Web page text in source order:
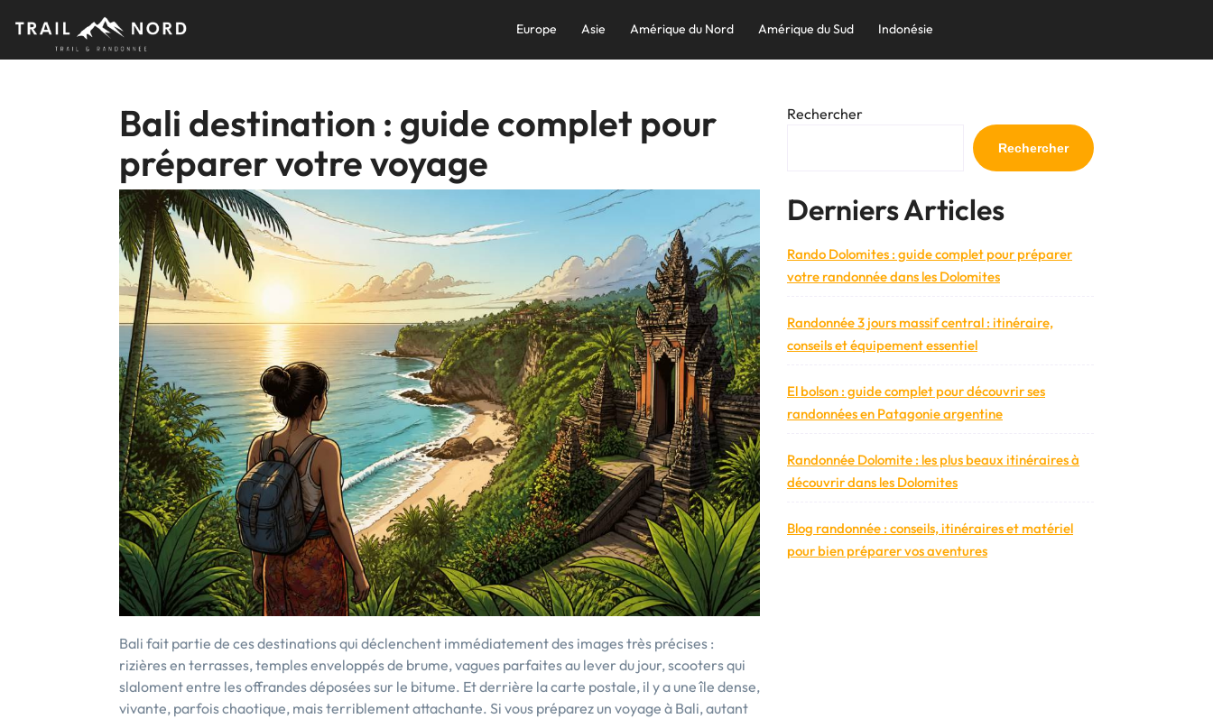
Europe Asie Amérique du Nord Amérique du Sud Indonésie
Bali destination : guide complet pour
préparer votre voyage
Bali fait partie de ces destinations qui déclenchent immédiatement des images très précises :
rizières en terrasses, temples enveloppés de brume, vagues parfaites au lever du jour, scooters qui
slaloment entre les offrandes déposées sur le bitume. Et derrière la carte postale, il y a une île dense,
vivante, parfois chaotique, mais terriblement attachante. Si vous préparez un voyage à Bali, autant
Rechercher
Rechercher
Derniers Articles
Rando Dolomites : guide complet pour préparer
votre randonnée dans les Dolomites
Randonnée 3 jours massif central : itinéraire,
conseils et équipement essentiel
El bolson : guide complet pour découvrir ses
randonnées en Patagonie argentine
Randonnée Dolomite : les plus beaux itinéraires à
découvrir dans les Dolomites
Blog randonnée : conseils, itinéraires et matériel
pour bien préparer vos aventures